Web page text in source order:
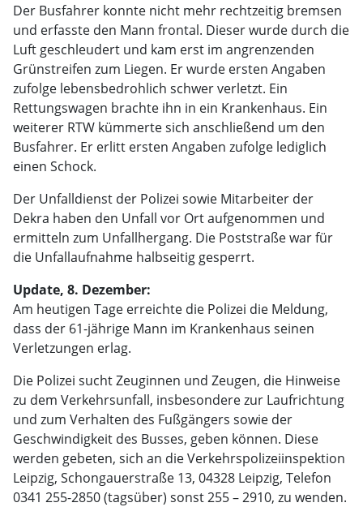
Der Busfahrer konnte nicht mehr rechtzeitig bremsen
und erfasste den Mann frontal. Dieser wurde durch die
Luft geschleudert und kam erst im angrenzenden
Grünstreifen zum Liegen. Er wurde ersten Angaben
zufolge lebensbedrohlich schwer verletzt. Ein
Rettungswagen brachte ihn in ein Krankenhaus. Ein
weiterer RTW kümmerte sich anschließend um den
Busfahrer. Er erlitt ersten Angaben zufolge lediglich
einen Schock.
Der Unfalldienst der Polizei sowie Mitarbeiter der
Dekra haben den Unfall vor Ort aufgenommen und
ermitteln zum Unfallhergang. Die Poststraße war für
die Unfallaufnahme halbseitig gesperrt.
Update, 8. Dezember:
Am heutigen Tage erreichte die Polizei die Meldung,
dass der 61-jährige Mann im Krankenhaus seinen
Verletzungen erlag.
Die Polizei sucht Zeuginnen und Zeugen, die Hinweise
zu dem Verkehrsunfall, insbesondere zur Laufrichtung
und zum Verhalten des Fußgängers sowie der
Geschwindigkeit des Busses, geben können. Diese
werden gebeten, sich an die Verkehrspolizeiinspektion
Leipzig, Schongauerstraße 13, 04328 Leipzig, Telefon
0341 255-2850 (tagsüber) sonst 255 – 2910, zu wenden.